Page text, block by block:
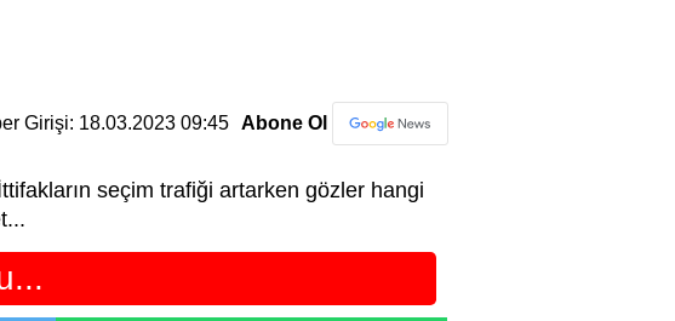
Girişi: 18.03.2023 09:45 Abone Ol
seçim trafiği artarken gözler hangi